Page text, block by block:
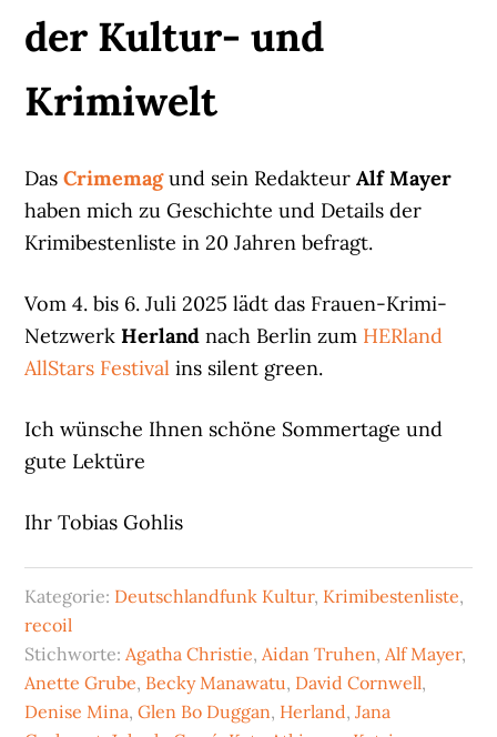
der Kultur- und
Krimiwelt
DasCrimemag und sein RedakteurAlf Mayer
haben mich zu Geschichte und Details der
Krimibestenliste in 20 Jahren befragt.
Vom 4. bis 6. Juli 2025 lädt das Frauen-Krimi-
NetzwerkHerlandnach Berlin zum HERland
AllStars Festivalins silent green.
Ich wünsche Ihnen schöne Sommertage und
gute Lektüre
Ihr Tobias Gohlis
Kategorie: Deutschlandfunk Kultur, Krimibestenliste,
recoil
Stichworte: Agatha Christie, Aidan Truhen, Alf Mayer,
Anette Grube, Becky Manawatu, David Cornwell,
Denise Mina,Glen Bo Duggan, Herland,Jana